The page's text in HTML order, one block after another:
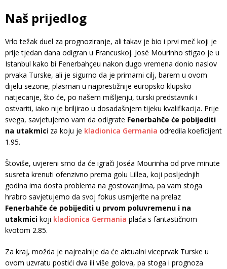
Naš prijedlog
Vrlo težak duel za prognoziranje, ali takav je bio i prvi meč koji je
prije tjedan dana odigran u Francuskoj. José Mourinho stigao je u
Istanbul kako bi Fenerbahçeu nakon dugo vremena donio naslov
prvaka Turske, ali je sigurno da je primarni cilj, barem u ovom
dijelu sezone, plasman u najprestižnije europsko klupsko
natjecanje, što će, po našem mišljenju, turski predstavnik i
ostvariti, iako nije briljirao u dosadašnjem tijeku kvalifikacija. Prije
svega, savjetujemo vam da odigrate Fenerbahče će pobijediti
na utakmici za koju je kladionica Germania odredila koeficijent
1.95.
Štoviše, uvjereni smo da će igrači Joséa Mourinha od prve minute
susreta krenuti ofenzivno prema golu Lillea, koji posljednjih
godina ima dosta problema na gostovanjima, pa vam stoga
hrabro savjetujemo da svoj fokus usmjerite na prelaz
Fenerbahče će pobijediti u prvom poluvremenu i na
utakmici koji kladionica Germania plaća s fantastičnom
kvotom 2.85.
Za kraj, možda je najrealnije da će aktualni viceprvak Turske u
ovom uzvratu postići dva ili više golova, pa stoga i prognoza